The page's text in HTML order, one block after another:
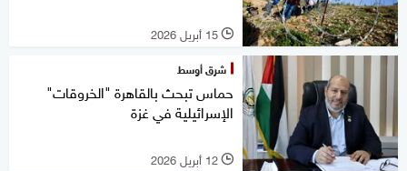
l 15 أبريل 2026
شرق أوسط
حماس تبحث بالقاهرة "الخروقات"
الإسرائيلية في غزة
l 12 أبريل 2026